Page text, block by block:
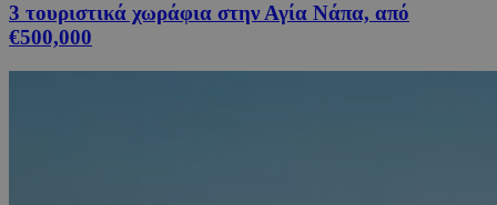
3 τουριστικά χωράφια στην Αγία Νάπα, από
€500,000